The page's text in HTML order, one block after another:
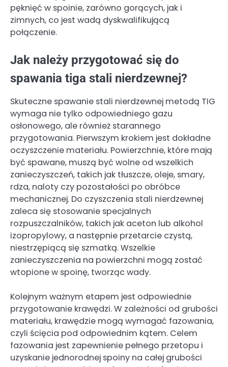
pęknięć w spoinie, zarówno gorących, jak i
zimnych, co jest wadą dyskwalifikującą
połączenie.
Jak należy przygotować się do
spawania tiga stali nierdzewnej?
Skuteczne spawanie stali nierdzewnej metodą TIG
wymaga nie tylko odpowiedniego gazu
osłonowego, ale również starannego
przygotowania. Pierwszym krokiem jest dokładne
oczyszczenie materiału. Powierzchnie, które mają
być spawane, muszą być wolne od wszelkich
zanieczyszczeń, takich jak tłuszcze, oleje, smary,
rdza, naloty czy pozostałości po obróbce
mechanicznej. Do czyszczenia stali nierdzewnej
zaleca się stosowanie specjalnych
rozpuszczalników, takich jak aceton lub alkohol
izopropylowy, a następnie przetarcie czystą,
niestrzępiącą się szmatką. Wszelkie
zanieczyszczenia na powierzchni mogą zostać
wtopione w spoinę, tworząc wady.
Kolejnym ważnym etapem jest odpowiednie
przygotowanie krawędzi. W zależności od grubości
materiału, krawędzie mogą wymagać fazowania,
czyli ścięcia pod odpowiednim kątem. Celem
fazowania jest zapewnienie pełnego przetopu i
uzyskanie jednorodnej spoiny na całej grubości